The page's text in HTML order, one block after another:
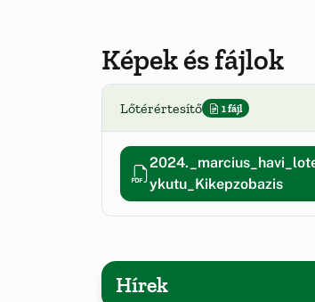
Képek és fájlok
Lőtérértesítő 1 fájl
ykutu_Kikepzobazis
Hírek